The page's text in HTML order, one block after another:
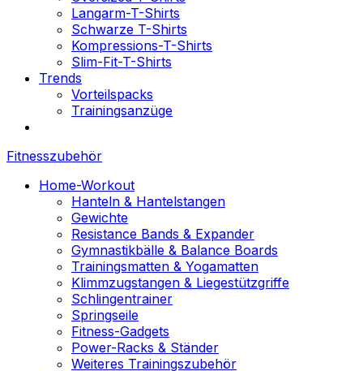
Langarm-T-Shirts
Schwarze T-Shirts
Kompressions-T-Shirts
Slim-Fit-T-Shirts
Trends
Vorteilspacks
Trainingsanzüge
Fitnesszubehör
Home-Workout
Hanteln & Hantelstangen
Gewichte
Resistance Bands & Expander
Gymnastikbälle & Balance Boards
Trainingsmatten & Yogamatten
Klimmzugstangen & Liegestützgriffe
Schlingentrainer
Springseile
Fitness-Gadgets
Power-Racks & Ständer
Weiteres Trainingszubehör